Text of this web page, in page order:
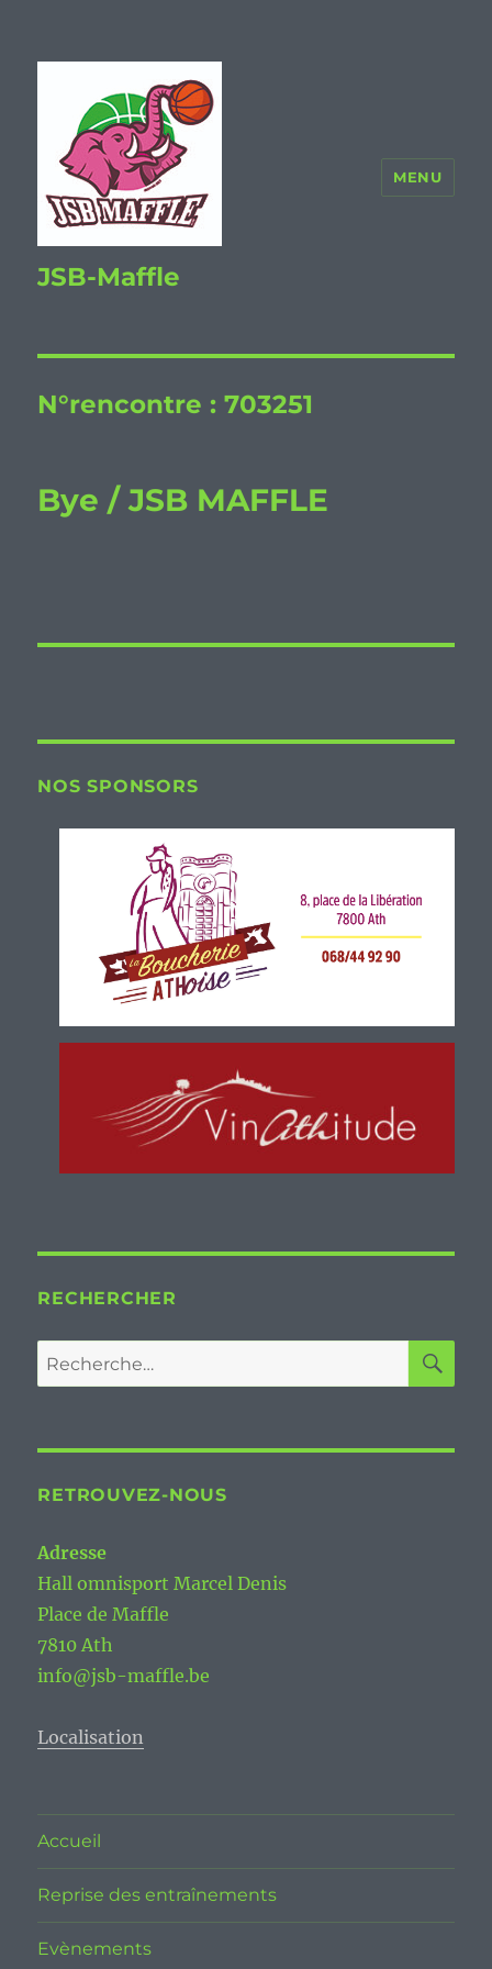
JSB-Maffle
MENU
N°rencontre :703251
Bye / JSB MAFFLE
NOS SPONSORS
RECHERCHER
Recherche
pour :
RETROUVEZ-NOUS
Adresse
Hall omnisport Marcel Denis
Place de Maffle
7810 Ath
info@jsb-maffle.be
Localisation
Accueil
Reprise des entraînements
Evènements